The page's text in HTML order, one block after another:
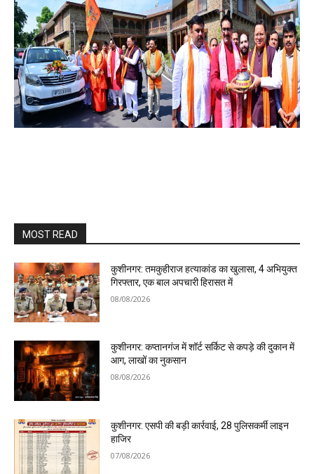
MOST READ
कुशीनगर: तमकुहीराज हत्याकांड का खुलासा, 4 अभियुक्त
गिरफ्तार, एक बाल अपचारी हिरासत में
08/08/2026
कुशीनगर: कप्तानगंज में शॉर्ट सर्किट से कपड़े की दुकान में
आग, लाखों का नुकसान
08/08/2026
कुशीनगर: एसपी की बड़ी कार्रवाई, 28 पुलिसकर्मी लाइन
हाजिर
07/08/2026